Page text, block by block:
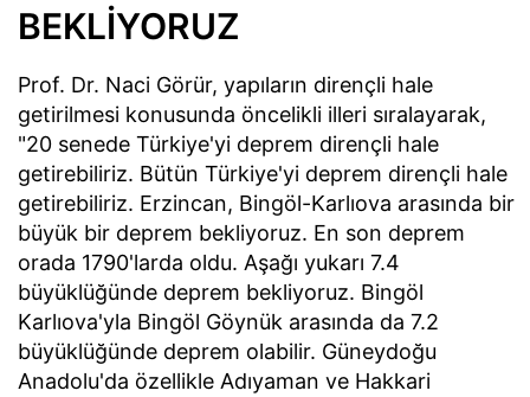
BEKLİYORUZ
Prof. Dr. Naci Görür, yapıların dirençli hale
getirilmesi konusunda öncelikli illeri sıralayarak,
"20 senede Türkiye'yi deprem dirençli hale
getirebiliriz. Bütün Türkiye'yi deprem dirençli hale
getirebiliriz. Erzincan, Bingöl-Karlıova arasında bir
büyük bir deprem bekliyoruz. En son deprem
orada 1790'larda oldu. Aşağı yukarı 7.4
büyüklüğünde deprem bekliyoruz. Bingöl
Karlıova'yla Bingöl Göynük arasında da 7.2
büyüklüğünde deprem olabilir. Güneydoğu
Anadolu'da özellikle Adıyaman ve Hakkari